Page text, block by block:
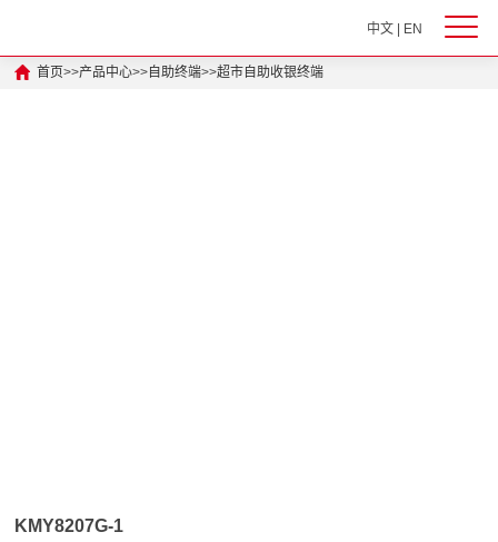
中文| EN
首页>>产品中心>>自助终端>>超市自助收银终端
KMY8207G-1